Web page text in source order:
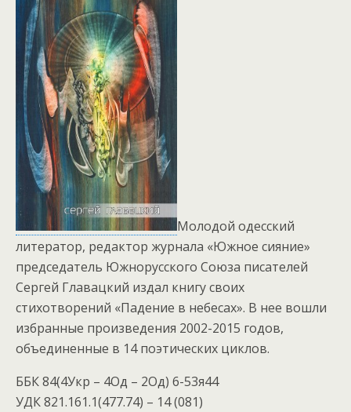
Молодой одесский
литератор, редактор журнала «Южное сияние»
председатель Южнорусского Союза писателей
Сергей Главацкий издал книгу своих
стихотворений «Падение в небесах». В нее вошли
избранные произведения 2002-2015 годов,
объединенные в 14 поэтических циклов.
ББК 84(4Укр – 4Од – 2Од) 6-53я44
УДК 821.161.1(477.74) – 14 (081)